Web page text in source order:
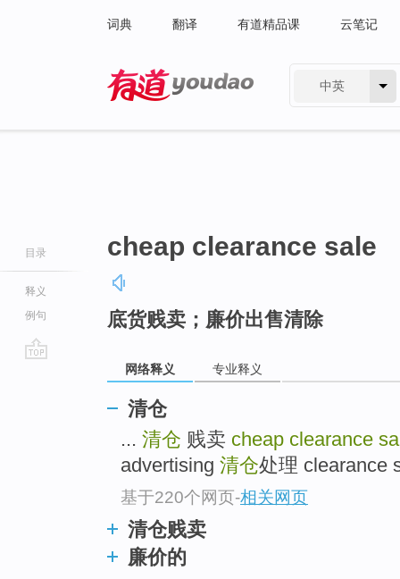
词典 翻译 有道精品课 云笔记
中英
目录
释义
例句
cheap clearance sale
底货贱卖；廉价出售清除
网络释义 专业释义
清仓
... 清仓 贱卖 cheap clearance
advertising 清仓处理 clearance
基于220个网页-相关网页
清仓贱卖
廉价的